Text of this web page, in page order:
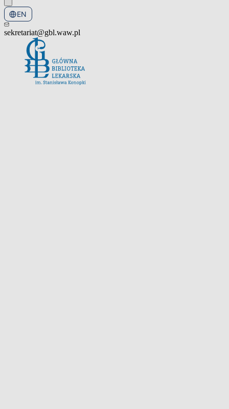
EN
PL
sekretariat@gbl.waw.pl